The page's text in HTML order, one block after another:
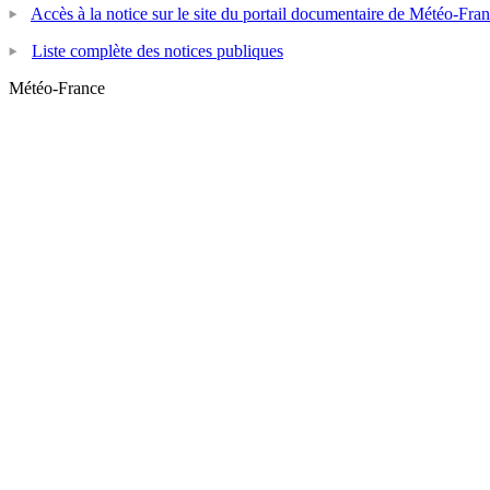
Accès à la notice sur le site du portail documentaire de Météo-
Liste complète des notices publiques
Météo-France